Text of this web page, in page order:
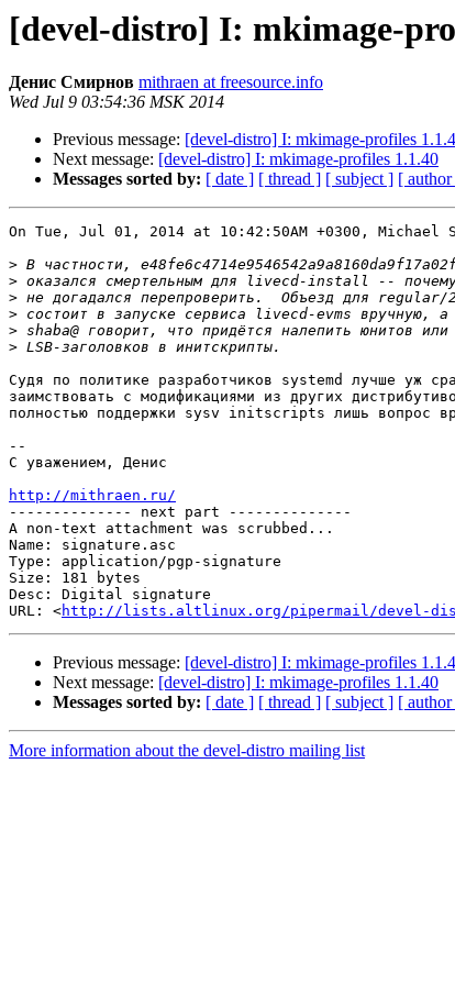
[devel-distro] I: mkimage-
Денис Смирнов mithraen at freesource.info
Wed Jul 9 03:54:36 MSK 2014
Previous message: [devel-distro] I: mkimage-profiles
Next message: [devel-distro] I: mkimage-profiles 1.1.40
Messages sorted by: [ date ] [ thread ] [ subject ] [
On Tue, Jul 01, 2014 at 10:42:50AM +0300, Michael
>
>
>
>
>
>
Судя по политике разработчиков systemd лучше уж
заимствовать с модификациями из других
полностью поддержки sysv initscripts лишь вопрос
--
С уважением, Денис
http://mithraen.ru/
-------------- next part --------------
A non-text attachment was scrubbed...
Name: signature.asc
Type: application/pgp-signature
Size: 181 bytes
Desc: Digital signature
URL: <http://lists.altlinux.org/pipermail/devel-
Previous message: [devel-distro] I: mkimage-profiles
Next message: [devel-distro] I: mkimage-profiles 1.1.40
Messages sorted by: [ date ] [ thread ] [ subject ] [
More information about the devel-distro mailing list